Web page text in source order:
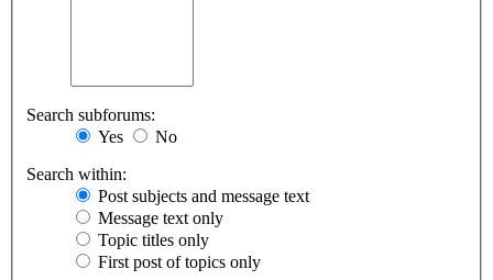
Search subforums:
Yes
No
Search within:
Post subjects and message text
Message text only
Topic titles only
First post of topics only